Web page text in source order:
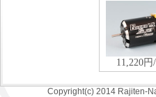
Copyright(c) 2014 Rajiten-